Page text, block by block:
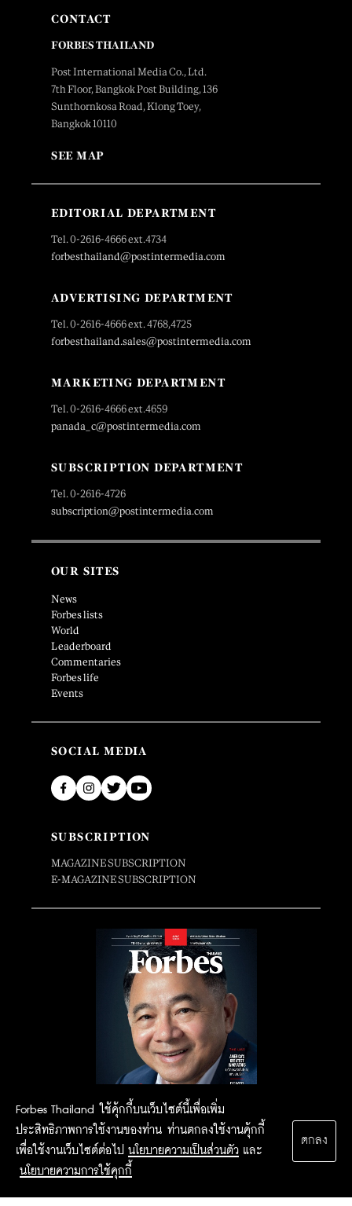
Forbes Thailand ใช้คุ้กกี้บนเว็บไซต์นี้เพื่อเพิ่ม
ประสิทธิภาพการใช้งานของท่าน ท่านตกลงใช้งานคุ้กกี้
เพื่อใช้งานเว็บไซต์ต่อไป นโยบายความเป็นส่วนตัว และ
นโยบายความการใช้คุกกี้
ตกลง
CONTACT
FORBES THAILAND
Post International Media Co., Ltd.
7th Floor, Bangkok Post Building, 136
Sunthornkosa Road, Klong Toey,
Bangkok 10110
SEE MAP
EDITORIAL DEPARTMENT
Tel. 0-2616-4666 ext.4734
forbesthailand@postintermedia.com
ADVERTISING DEPARTMENT
Tel. 0-2616-4666 ext. 4768,4725
forbesthailand.sales@postintermedia.com
MARKETING DEPARTMENT
Tel. 0-2616-4666 ext.4659
panada_c@postintermedia.com
SUBSCRIPTION DEPARTMENT
Tel. 0-2616-4726
subscription@postintermedia.com
OUR SITES
News
Forbes lists
World
Leaderboard
Commentaries
Forbes life
Events
SOCIAL MEDIA
SUBSCRIPTION
MAGAZINE SUBSCRIPTION
E-MAGAZINE SUBSCRIPTION
2015 Forbesthailand.com ALL RIGHTS RESERVED